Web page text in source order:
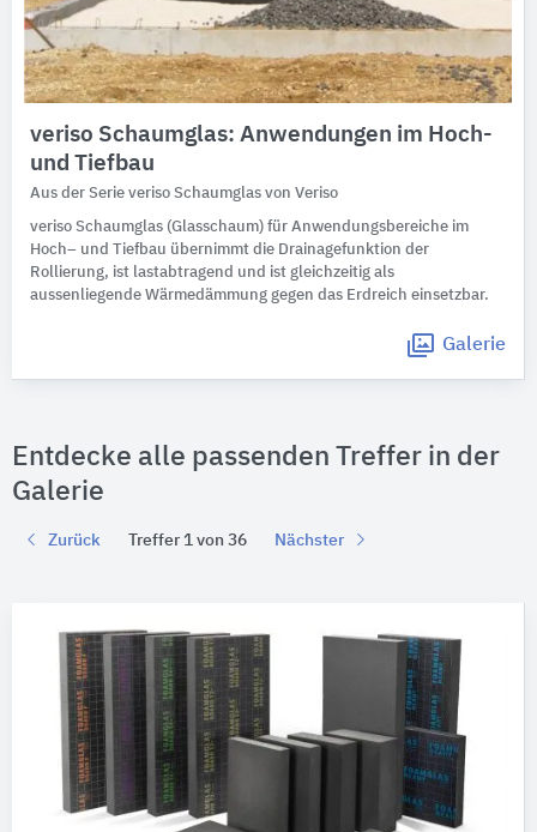
veriso Schaumglas: Anwendungen im Hoch-
und Tiefbau
Aus der Serie veriso Schaumglas von Veriso
veriso Schaumglas (Glasschaum) für Anwendungsbereiche im
Hoch– und Tiefbau übernimmt die Drainagefunktion der
Rollierung, ist lastabtragend und ist gleichzeitig als
aussenliegende Wärmedämmung gegen das Erdreich einsetzbar.
Galerie
Entdecke alle passenden Treffer in der
Galerie
Zurück Treffer 1 von 36 Nächster